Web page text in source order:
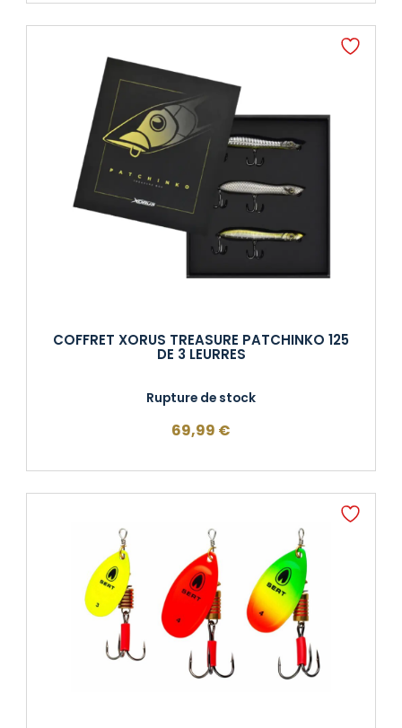
COFFRET XORUS TREASURE PATCHINKO 125
DE 3 LEURRES
Rupture de stock
69,99 €